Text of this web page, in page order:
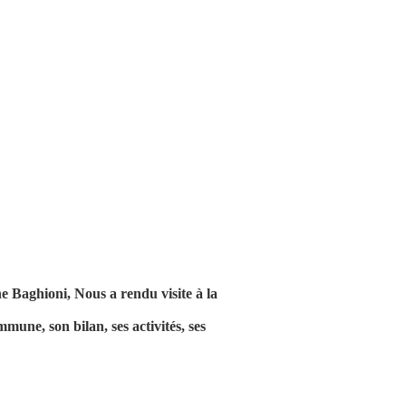
Baghioni, Nous a rendu visite à la
son bilan, ses activités, ses